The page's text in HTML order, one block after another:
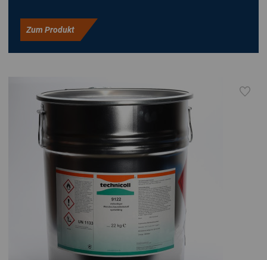
Zum Produkt